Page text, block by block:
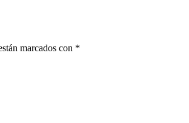
marcados con *